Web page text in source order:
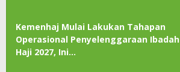
Kemenhaj Mulai Lakukan Tahapan
Operasional Penyelenggaraan Ibadah
Haji 2027, Ini…